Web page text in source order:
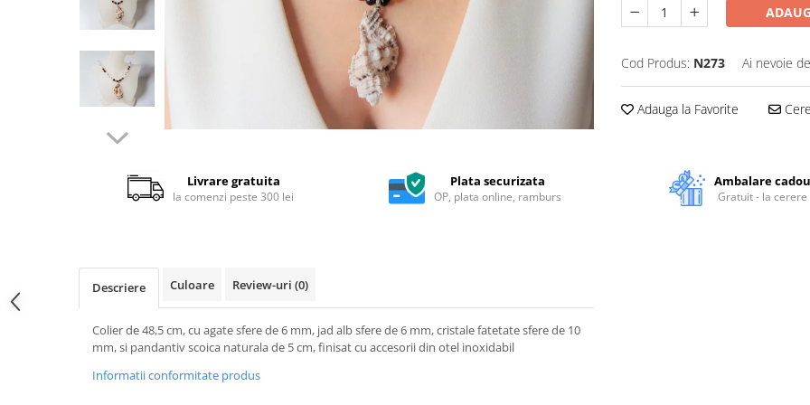
Cod Produs: N273 Ai nevoie
Adauga la Favorite
Livrare gratuita
la comenzi peste 300 lei
Plata securizata
OP, plata online, ramburs
Ambalare cadou
Gratuit - la cerere
Descriere Culoare Review-uri (0)
Colier de 48,5 cm, cu agate sfere de 6 mm, jad alb sfere de 6 mm, cristale fatetate sfere de 10
mm, si pandantiv scoica naturala de 5 cm, finisat cu accesorii din otel inoxidabil
Informatii conformitate produs